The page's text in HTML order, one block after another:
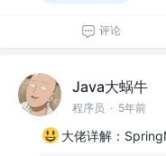
评论
Java大蜗牛
程序员 · 5年前
大佬详解：